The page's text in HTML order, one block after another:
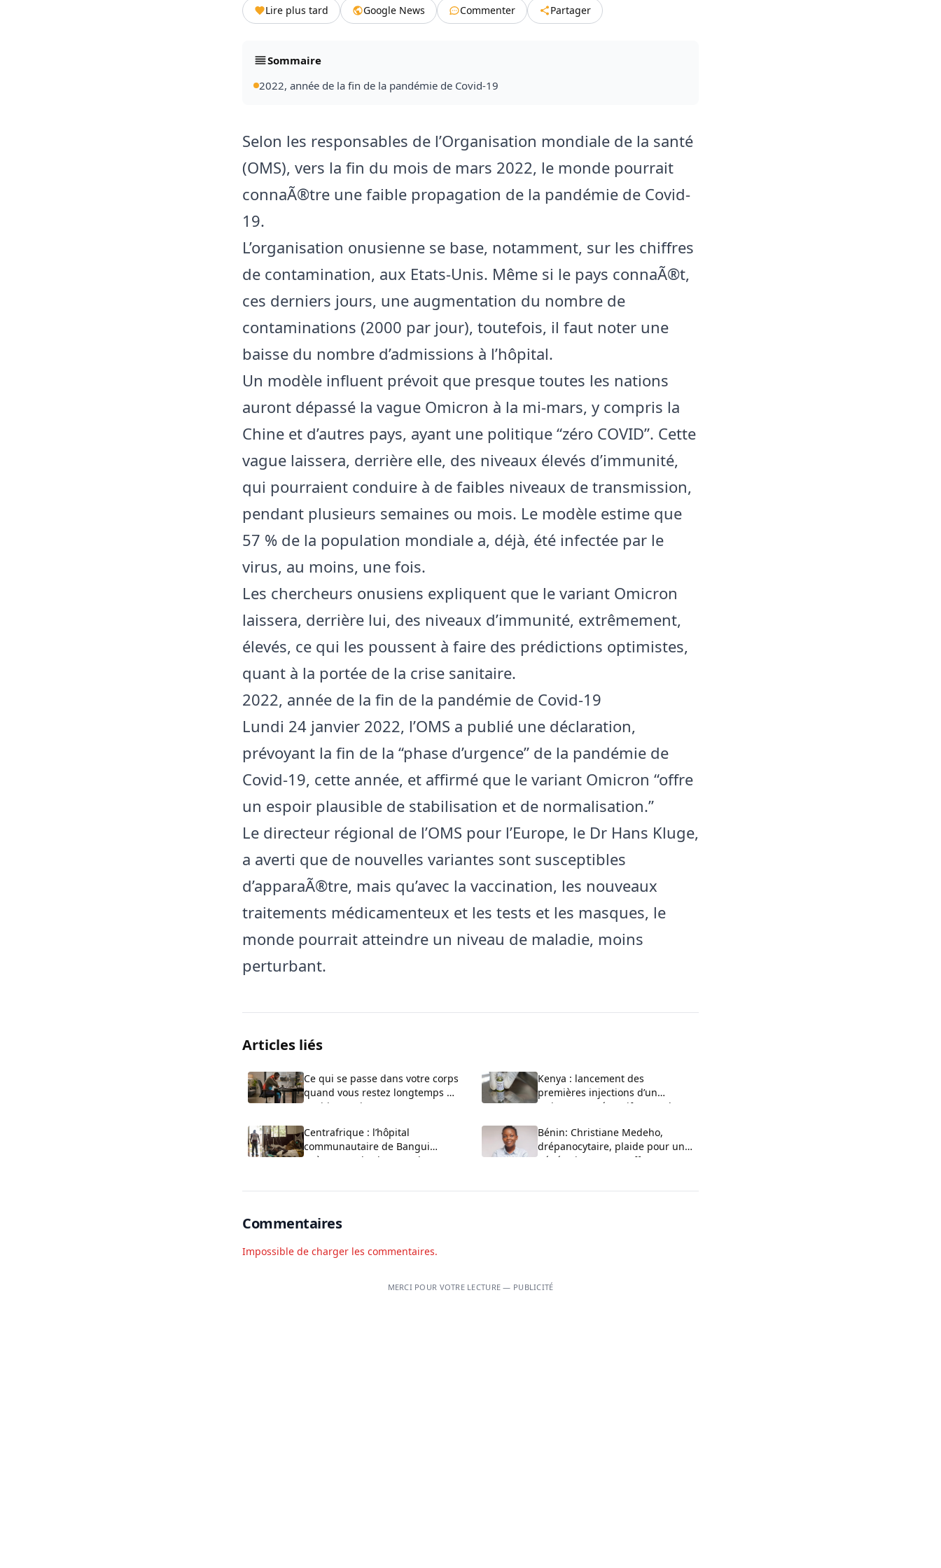
Lire plus tard Google News Commenter Partager
Sommaire
2022, année de la fin de la pandémie de Covid-19
Selon les responsables de l’Organisation mondiale de la santé
(OMS), vers la fin du mois de mars 2022, le monde pourrait
connaÃ®tre une faible propagation de la pandémie de Covid-
19.
L’organisation onusienne se base, notamment, sur les chiffres
de contamination, aux Etats-Unis. Même si le pays connaÃ®t,
ces derniers jours, une augmentation du nombre de
contaminations (2000 par jour), toutefois, il faut noter une
baisse du nombre d’admissions à l’hôpital.
Un modèle influent prévoit que presque toutes les nations
auront dépassé la vague Omicron à la mi-mars, y compris la
Chine et d’autres pays, ayant une politique “zéro COVID”. Cette
vague laissera, derrière elle, des niveaux élevés d’immunité,
qui pourraient conduire à de faibles niveaux de transmission,
pendant plusieurs semaines ou mois. Le modèle estime que
57 % de la population mondiale a, déjà, été infectée par le
virus, au moins, une fois.
Les chercheurs onusiens expliquent que le variant Omicron
laissera, derrière lui, des niveaux d’immunité, extrêmement,
élevés, ce qui les poussent à faire des prédictions optimistes,
quant à la portée de la crise sanitaire.
2022, année de la fin de la pandémie de Covid-19
Lundi 24 janvier 2022, l’OMS a publié une déclaration,
prévoyant la fin de la “phase d’urgence” de la pandémie de
Covid-19, cette année, et affirmé que le variant Omicron “offre
un espoir plausible de stabilisation et de normalisation.”
Le directeur régional de l’OMS pour l’Europe, le Dr Hans Kluge,
a averti que de nouvelles variantes sont susceptibles
d’apparaÃ®tre, mais qu’avec la vaccination, les nouveaux
traitements médicamenteux et les tests et les masques, le
monde pourrait atteindre un niveau de maladie, moins
perturbant.
Articles liés
Ce qui se passe dans votre corps
quand vous restez longtemps en
position assise
Kenya : lancement des
premières injections d’un
traitement préventif contre le
Centrafrique : l’hôpital
communautaire de Bangui
opère avec des lampes de
Bénin: Christiane Medeho,
drépanocytaire, plaide pour une
génération sans souffrance
Commentaires
Impossible de charger les commentaires.
MERCI POUR VOTRE LECTURE — PUBLICITÉ